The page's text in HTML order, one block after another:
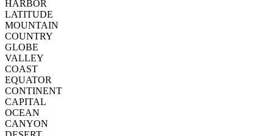
HARBOR
LATITUDE
MOUNTAIN
COUNTRY
GLOBE
VALLEY
COAST
EQUATOR
CONTINENT
CAPITAL
OCEAN
CANYON